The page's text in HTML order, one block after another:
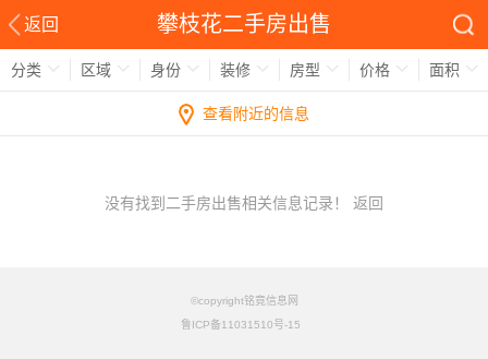
返回 攀枝花二手房出售
分类 区域 身份 装修 房型 价格 面积
查看附近的信息
没有找到二手房出售相关信息记录！ 返回
©copyright铭竟信息网
鲁ICP备11031510号-15